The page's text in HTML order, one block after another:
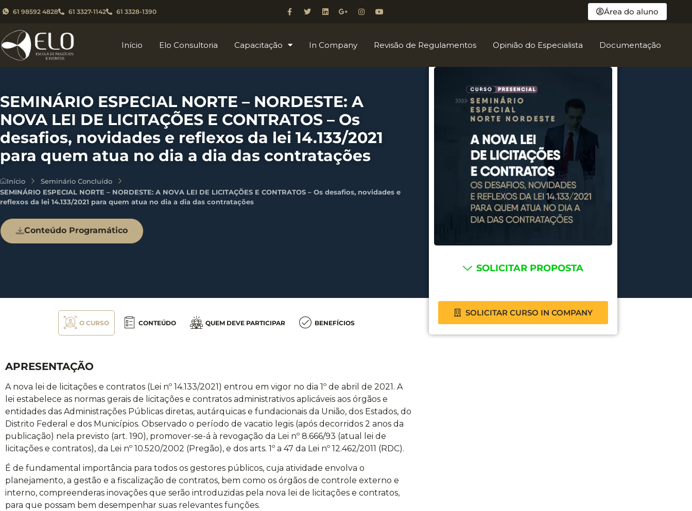
61 98592 4828 61 3327-1142 61 3328-1390 Área do aluno
Início Elo Consultoria Capacitação In Company Revisão de Regulamentos Opinião do Especialista Documentação
SEMINÁRIO ESPECIAL NORTE – NORDESTE: A
NOVA LEI DE LICITAÇÕES E CONTRATOS – Os
desafios, novidades e reflexos da lei 14.133/2021
para quem atua no dia a dia das contratações
Início
Seminário Concluído
SEMINÁRIO ESPECIAL NORTE – NORDESTE: A NOVA LEI DE LICITAÇÕES E CONTRATOS – Os desafios, novidades e
reflexos da lei 14.133/2021 para quem atua no dia a dia das contratações
Conteúdo Programático
O CURSO CONTEÚDO QUEM DEVE PARTICIPAR BENEFÍCIOS
APRESENTAÇÃO
A nova lei de licitações e contratos (Lei nº 14.133/2021) entrou em vigor no dia 1º de abril de 2021. A
lei estabelece as normas gerais de licitações e contratos administrativos aplicáveis aos órgãos e
entidades das Administrações Públicas diretas, autárquicas e fundacionais da União, dos Estados, do
Distrito Federal e dos Municípios. Observado o período de vacatio legis (após decorridos 2 anos da
publicação) nela previsto (art. 190), promover-se-á à revogação da Lei nº 8.666/93 (atual lei de
licitações e contratos), da Lei nº 10.520/2002 (Pregão), e dos arts. 1º a 47 da Lei nº 12.462/2011 (RDC).
É de fundamental importância para todos os gestores públicos, cuja atividade envolva o
planejamento, a gestão e a fiscalização de contratos, bem como os órgãos de controle externo e
interno, compreenderas inovações que serão introduzidas pela nova lei de licitações e contratos,
para que possam bem desempenhar suas relevantes funções.
SOLICITAR PROPOSTA
SOLICITAR CURSO IN COMPANY